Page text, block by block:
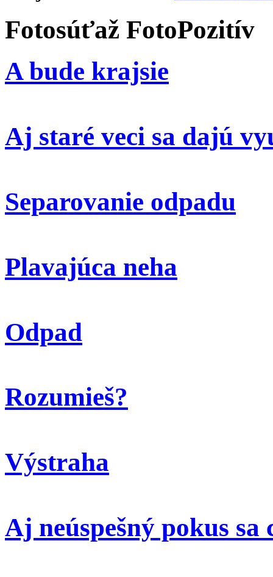
Fotosúťaž FotoPozitív
A bude krajsie
Aj staré veci sa dajú
Separovanie odpadu
Plavajúca neha
Odpad
Rozumieš?
Výstraha
Aj neúspešný pokus sa